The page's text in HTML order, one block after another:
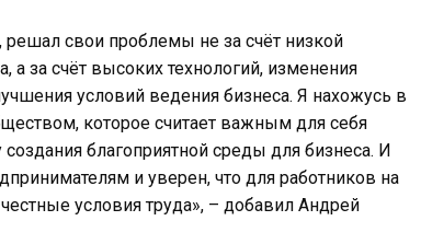
решал свои проблемы не за счёт низкой
а за счёт высоких технологий, изменения
условий ведения бизнеса. Я нахожусь в
которое считает важным для себя
благоприятной среды для бизнеса. И
и уверен, что для работников на
условия труда», – добавил Андрей